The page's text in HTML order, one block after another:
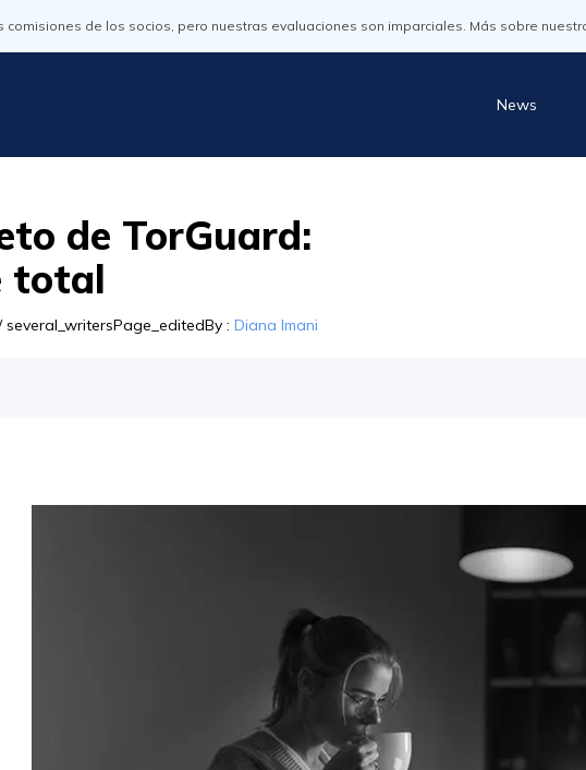
comisiones de los socios, pero nuestras evaluaciones son imparciales. Más sobre
News
de TorGuard:
total
several_writersPage_editedBy : Diana Imani